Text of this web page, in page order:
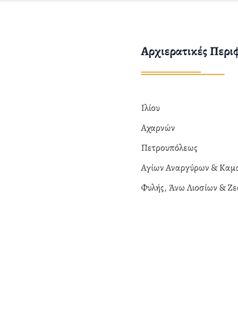
Αρχιερατικές
Ιλίου
Αχαρνών
Πετρουπόλεως
Αγίων Αναργύρων &
Φυλής, Άνω Λιοσίων &